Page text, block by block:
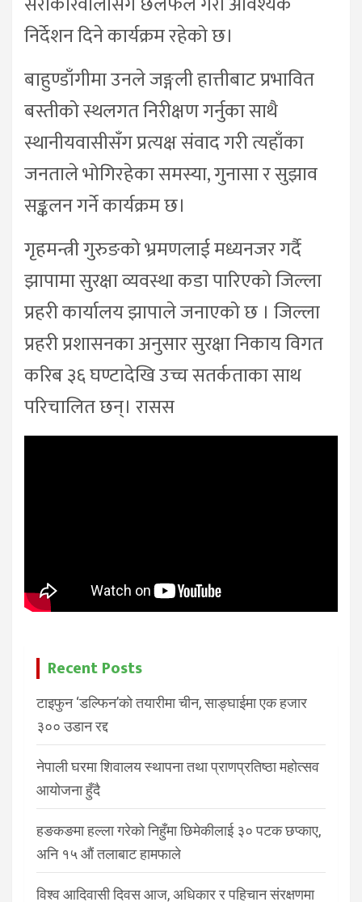
निर्देशन दिने कार्यक्रम रहेको छ।
बाहुण्डाँगीमा उनले जङ्गली हात्तीबाट प्रभावित
बस्तीको स्थलगत निरीक्षण गर्नुका साथै
स्थानीयवासीसँग प्रत्यक्ष संवाद गरी त्यहाँका
जनताले भोगिरहेका समस्या, गुनासा र सुझाव
सङ्कलन गर्ने कार्यक्रम छ।
गृहमन्त्री गुरुङको भ्रमणलाई मध्यनजर गर्दै
झापामा सुरक्षा व्यवस्था कडा पारिएको जिल्ला
प्रहरी कार्यालय झापाले जनाएको छ । जिल्ला
प्रहरी प्रशासनका अनुसार सुरक्षा निकाय विगत
करिब ३६ घण्टादेखि उच्च सतर्कताका साथ
परिचालित छन्। रासस
Recent Posts
टाइफुन ‘डल्फिन’को तयारीमा चीन, साङ्घाईमा एक हजार
३०० उडान रद्द
नेपाली घरमा शिवालय स्थापना तथा प्राणप्रतिष्ठा महोत्सव
आयोजना हुँदै
हङकङमा हल्ला गरेको निहुँमा छिमेकीलाई ३० पटक छप्काए,
अनि १५ औं तलाबाट हामफाले
विश्व आदिवासी दिवस आज, अधिकार र पहिचान संरक्षणमा